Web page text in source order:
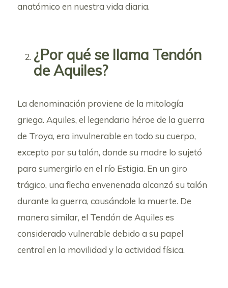
anatómico en nuestra vida diaria.
¿Por qué se llama Tendón
de Aquiles?
La denominación proviene de la mitología
griega. Aquiles, el legendario héroe de la guerra
de Troya, era invulnerable en todo su cuerpo,
excepto por su talón, donde su madre lo sujetó
para sumergirlo en el río Estigia. En un giro
trágico, una flecha envenenada alcanzó su talón
durante la guerra, causándole la muerte. De
manera similar, el Tendón de Aquiles es
considerado vulnerable debido a su papel
central en la movilidad y la actividad física.